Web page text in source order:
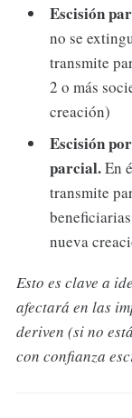
Escisión
no se
transmite
2 o más
creación)
Escisión
parcial.En
transmite
nueva
Esto es clave a
afectará en las
deriven (si no
con confianza